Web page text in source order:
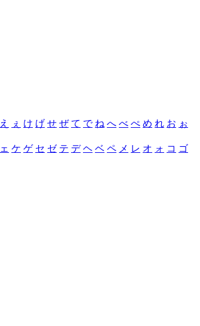
え ぇ け げ せ ぜ て で ね へ べ ぺ め れ お ぉ
ェ ケ ゲ セ ゼ テ デ ヘ ベ ペ メ レ オ ォ コ ゴ